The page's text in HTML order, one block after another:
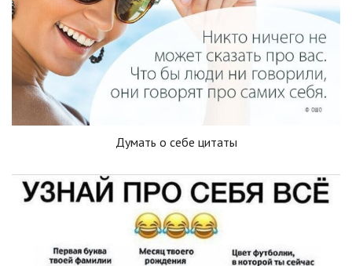
Думать о себе цитаты